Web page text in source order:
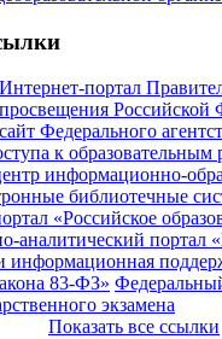
портал
Российской
Федерального
к образовательным
информационно-
библиотечные
«Российское
аналитический портал
информационная
83-ФЗ»
экзамена
Показать все ссылки